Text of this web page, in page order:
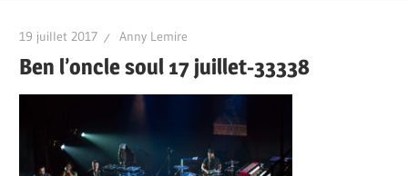
19 juillet 2017 Anny Lemire
Ben l’oncle soul 17 juillet-33338